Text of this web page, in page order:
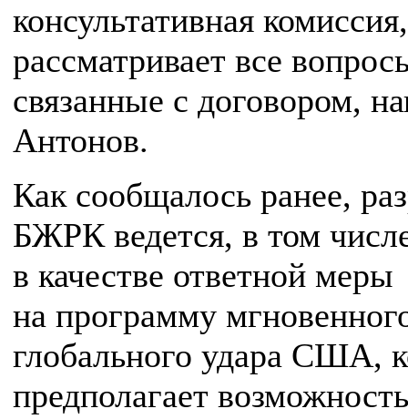
консультативная
рассматривает все
связанные с договором,
Антонов.
Как сообщалось ранее,
БЖРК ведется, в том
в качестве ответной меры
на программу
глобального удара США,
предполагает возможность